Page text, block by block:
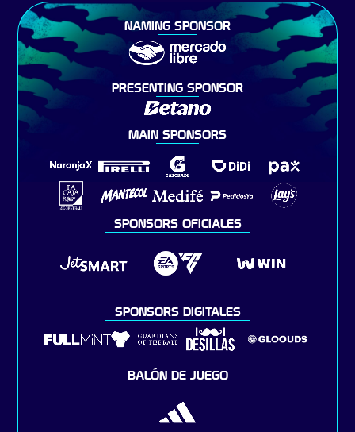
NAMING SPONSOR
PRESENTING SPONSOR
MAIN SPONSORS
SPONSORS OFICIALES
SPONSORS DIGITALES
BALÓN DE JUEGO